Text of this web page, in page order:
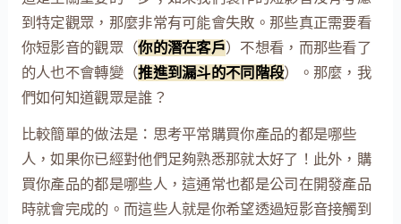
到特定觀眾，那麼非常有可能會失敗。那些真正需要看
你短影音的觀眾（你的潛在客戶）不想看，而那些看了
的人也不會轉變（推進到漏斗的不同階段）。那麼，我
們如何知道觀眾是誰？
比較簡單的做法是：思考平常購買你產品的都是哪些
人，如果你已經對他們足夠熟悉那就太好了！此外，購
買你產品的都是哪些人，這通常也都是公司在開發產品
時就會完成的。而這些人就是你希望透過短影音接觸到